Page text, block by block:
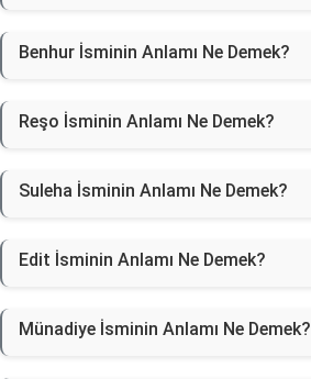
Benhur İsminin Anlamı Ne Demek?
Reşo İsminin Anlamı Ne Demek?
Suleha İsminin Anlamı Ne Demek?
Edit İsminin Anlamı Ne Demek?
Münadiye İsminin Anlamı Ne Demek?